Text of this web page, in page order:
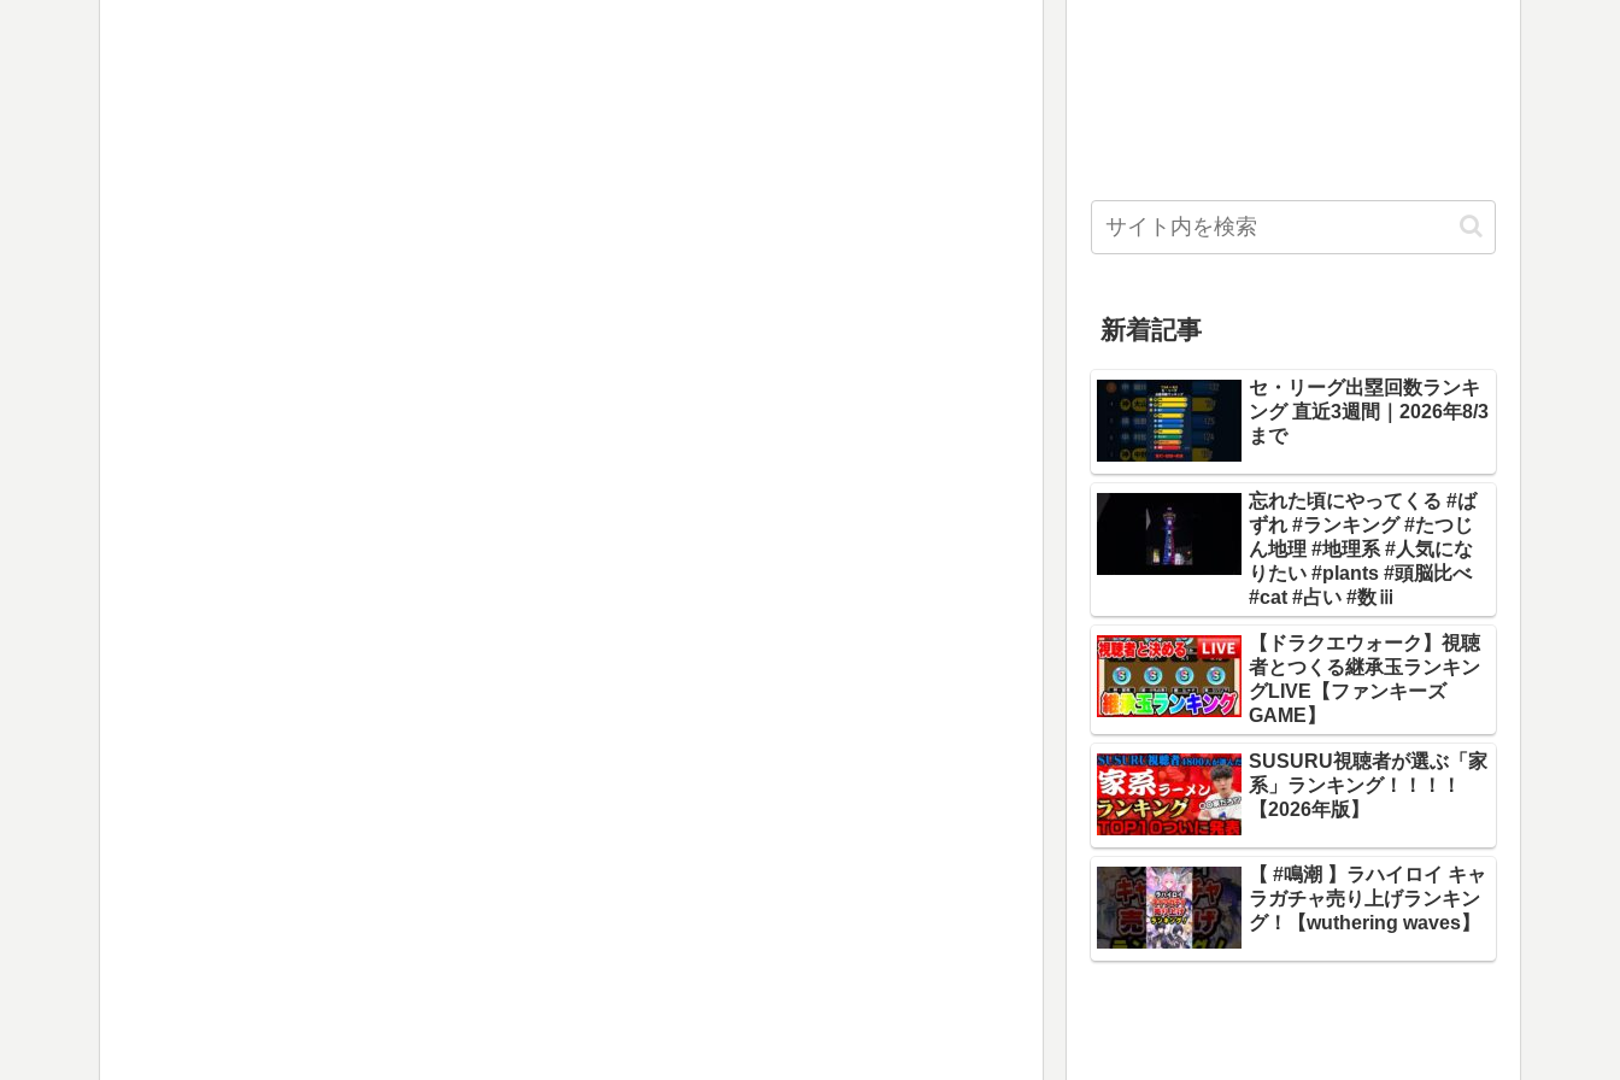
新着記事
セ・リーグ出塁回数ランキ
ング 直近3週間｜2026年8/3
まで
忘れた頃にやってくる #ば
ずれ #ランキング #たつじ
ん地理 #地理系 #人気にな
りたい #plants #頭脳比べ
#cat #占い #数ⅲ
【ドラクエウォーク】視聴
者とつくる継承玉ランキン
グLIVE【ファンキーズ
GAME】
SUSURU視聴者が選ぶ「家
系」ランキング！！！！
【2026年版】
【 #鳴潮 】ラハイロイ キャ
ラガチャ売り上げランキン
グ！【wuthering waves】